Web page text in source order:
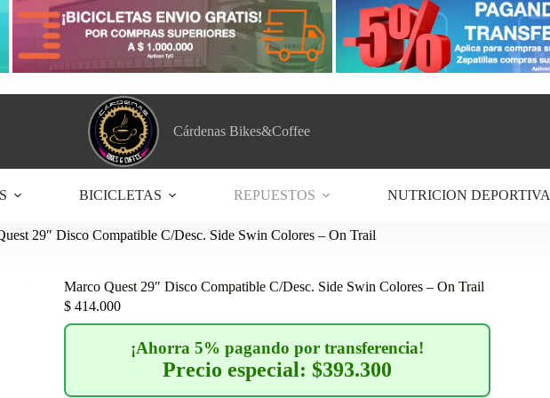
Cárdenas Bikes&Coffee
BICICLETAS REPUESTOS NUTRICION DEPORTIVA
29″ Disco Compatible C/Desc. Side Swin Colores – On Trail
Marco Quest 29″ Disco Compatible C/Desc. Side Swin Colores – On Trail
$ 414.000
¡Ahorra 5% pagando por transferencia!
Precio especial: $393.300